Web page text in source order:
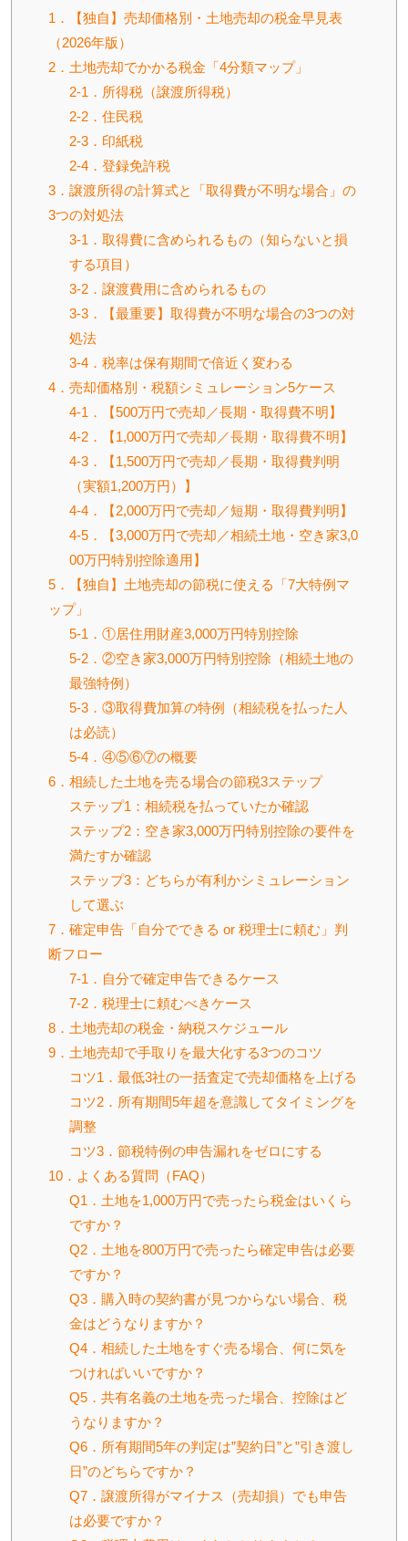
1．【独自】売却価格別・土地売却の税金早見表
（2026年版）
2．土地売却でかかる税金「4分類マップ」
2-1．所得税（譲渡所得税）
2-2．住民税
2-3．印紙税
2-4．登録免許税
3．譲渡所得の計算式と「取得費が不明な場合」の
3つの対処法
3-1．取得費に含められるもの（知らないと損
する項目）
3-2．譲渡費用に含められるもの
3-3．【最重要】取得費が不明な場合の3つの対
処法
3-4．税率は保有期間で倍近く変わる
4．売却価格別・税額シミュレーション5ケース
4-1．【500万円で売却／長期・取得費不明】
4-2．【1,000万円で売却／長期・取得費不明】
4-3．【1,500万円で売却／長期・取得費判明
（実額1,200万円）】
4-4．【2,000万円で売却／短期・取得費判明】
4-5．【3,000万円で売却／相続土地・空き家3,0
00万円特別控除適用】
5．【独自】土地売却の節税に使える「7大特例マ
ップ」
5-1．①居住用財産3,000万円特別控除
5-2．②空き家3,000万円特別控除（相続土地の
最強特例）
5-3．③取得費加算の特例（相続税を払った人
は必読）
5-4．④⑤⑥⑦の概要
6．相続した土地を売る場合の節税3ステップ
ステップ1：相続税を払っていたか確認
ステップ2：空き家3,000万円特別控除の要件を
満たすか確認
ステップ3：どちらが有利かシミュレーション
して選ぶ
7．確定申告「自分でできる or 税理士に頼む」判
断フロー
7-1．自分で確定申告できるケース
7-2．税理士に頼むべきケース
8．土地売却の税金・納税スケジュール
9．土地売却で手取りを最大化する3つのコツ
コツ1．最低3社の一括査定で売却価格を上げる
コツ2．所有期間5年超を意識してタイミングを
調整
コツ3．節税特例の申告漏れをゼロにする
10．よくある質問（FAQ）
Q1．土地を1,000万円で売ったら税金はいくら
ですか？
Q2．土地を800万円で売ったら確定申告は必要
ですか？
Q3．購入時の契約書が見つからない場合、税
金はどうなりますか？
Q4．相続した土地をすぐ売る場合、何に気を
つければいいですか？
Q5．共有名義の土地を売った場合、控除はど
うなりますか？
Q6．所有期間5年の判定は”契約日”と”引き渡し
日”のどちらですか？
Q7．譲渡所得がマイナス（売却損）でも申告
は必要ですか？